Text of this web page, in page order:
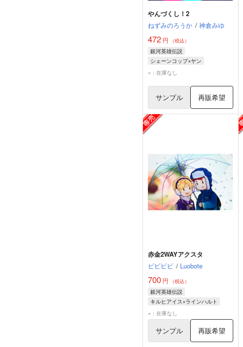
やんづくし！2
ねずみのろうか / 神倉みゆ
472 円 （税込）
銀河英雄伝説
シェーンコップ×ヤン
ヤン・ウェンリー
×：在庫なし
サンプル 再販希望
赤金2WAYアクスタ
ビビビビ / Luobote
700 円 （税込）
銀河英雄伝説
キルヒアイス×ラインハルト
ジークフリード・キルヒアイス
ラインハルト・フォン・ローエングラム
×：在庫なし
サンプル 再販希望